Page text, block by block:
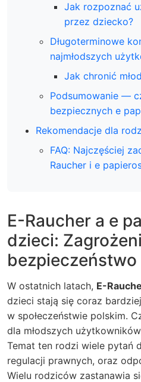
Jak rozpoznać
przez dziecko?
Długoterminowe
najmłodszych
Jak chronić
Podsumowanie —
bezpiecznych e
Rekomendacje dla
FAQ: Najczęściej
Raucher i e
E-Raucher a e
dzieci:
W ostatnich latach, E-
dzieci stają się coraz
w społeczeństwie polskim.
dla młodszych
Temat ten rodzi wiele pytań
regulacji prawnych, oraz
Wielu rodziców zastanawia